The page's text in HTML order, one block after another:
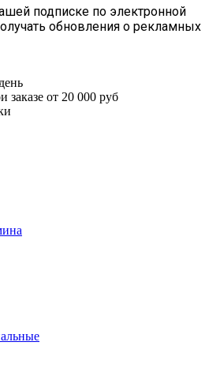
подписке по электронной
обновления о рекламных
заказе от 20 000 руб